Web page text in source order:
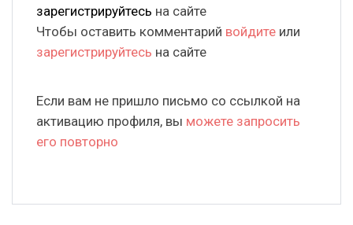
зарегистрируйтесь на сайте
Чтобы оставить комментарий войдите или
зарегистрируйтесь на сайте
Если вам не пришло письмо со ссылкой на
активацию профиля, вы можете запросить
его повторно